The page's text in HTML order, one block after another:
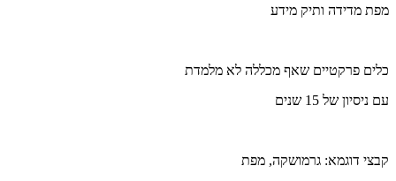
מפת מדידה ותיק מידע
כלים פרקטיים שאף מכללה לא מלמדת
עם ניסיון של 15 שנים
קבצי דוגמא: גרמושקה, מפת